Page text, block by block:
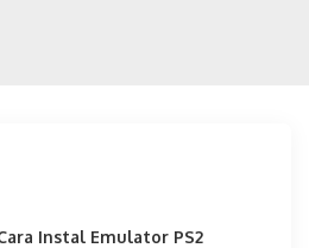
Instal Emulator PS2